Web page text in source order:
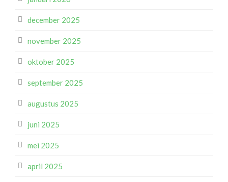
december 2025
november 2025
oktober 2025
september 2025
augustus 2025
juni 2025
mei 2025
april 2025